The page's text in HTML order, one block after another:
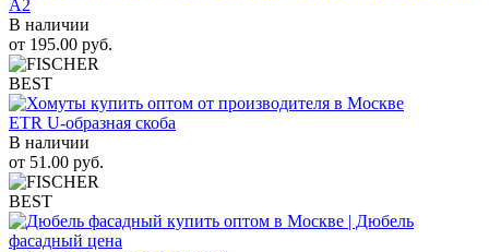
A2
В наличии
от 195.00 руб.
BEST
ETR U-образная скоба
В наличии
от 51.00 руб.
BEST